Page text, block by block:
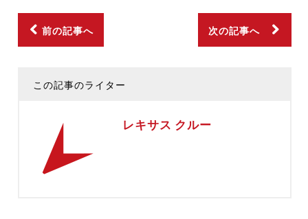
前の記事へ 次の記事へ
この記事のライター
レキサス クルー